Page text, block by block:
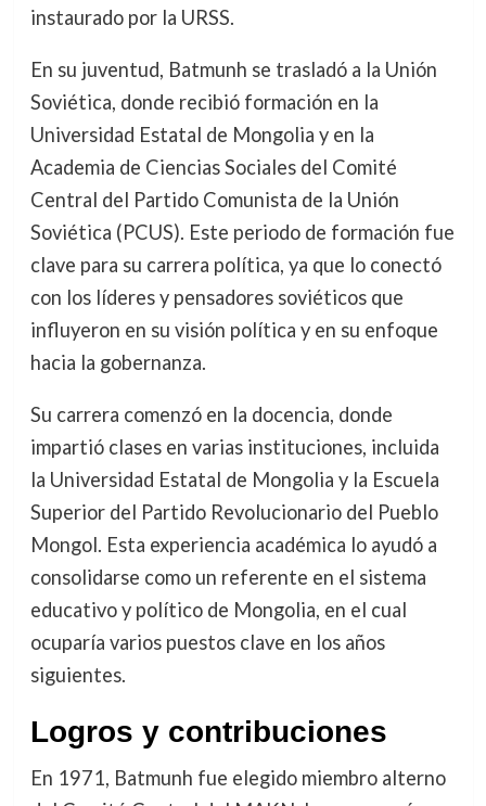
instaurado por la URSS.
En su juventud, Batmunh se trasladó a la Unión
Soviética, donde recibió formación en la
Universidad Estatal de Mongolia y en la
Academia de Ciencias Sociales del Comité
Central del Partido Comunista de la Unión
Soviética (PCUS). Este periodo de formación fue
clave para su carrera política, ya que lo conectó
con los líderes y pensadores soviéticos que
influyeron en su visión política y en su enfoque
hacia la gobernanza.
Su carrera comenzó en la docencia, donde
impartió clases en varias instituciones, incluida
la Universidad Estatal de Mongolia y la Escuela
Superior del Partido Revolucionario del Pueblo
Mongol. Esta experiencia académica lo ayudó a
consolidarse como un referente en el sistema
educativo y político de Mongolia, en el cual
ocuparía varios puestos clave en los años
siguientes.
Logros y contribuciones
En 1971, Batmunh fue elegido miembro alterno